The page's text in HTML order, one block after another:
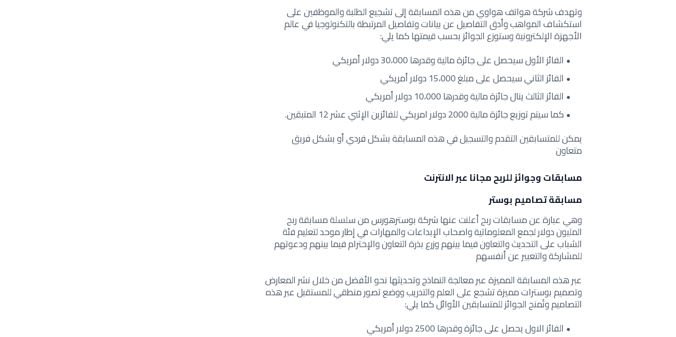
وتهدف شركة هواتف هواوي من هذه المسابقة إلى تشجيع الطلبة والموظفين على
استكشاف المواهب وأدق التفاصيل عن بيانات وتفاصيل المرتبطة بالتكنولوجيا في عالم
الأجهزة الإلكترونية وستوزع الجوائز بحسب قيمتها كما يلي:
الفائز الأول سيحصل على جائزة مالية وقدرها 30،000 دولار أمريكي
الفائز الثاني سيحصل على مبلغ 15،000 دولار أمريكي
الفائز الثالث ينال جائزة مالية وقدرها 10،000 دولار أمريكي
كما سيتم توزيع جائزة مالية 2000 دولار امريكي للفائزين الإثني عشر 12 المتبقين.
يمكن للمتسابقين التقدم والتسجيل في هذه المسابقة بشكل فردي أو بشكل فريق
متعاون
مسابقات وجوائز للربح مجانا عبر الانترنت
مسابقة تصاميم بوستر
وهي عبارة عن مسابقات ربح أعلنت عنها شركة بوسترهورس من سلسلة مسابقة ربح
المليون دولار لجمع المعلوماتية واصحاب الإبداعات والمهارات في إطار موحد لتعليم فئة
الشباب على التحديث والتعاون فيما بينهم وزرع بذرة التعاون والإحترام فيما بينهم ودعوتهم
للمشاركة والتعبير عن أنفسهم
عبر هذه المسابقة المميزة عبر معالجة النماذج وتحديثها نحو الأفضل من خلال نشر المعارض
وتصميم بوسترات مميزة تشجع على العلم والتدريب ووضع تصور منطقي للمستقبل عبر هذه
التصاميم وتُمنح الجوائز للمتسابقين الأوائل كما يلي:
الفائز الاول يحصل على جائزة وقدرها 2500 دولار أمريكي